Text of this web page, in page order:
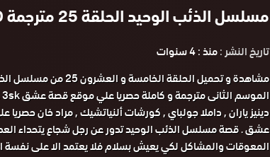
مسلسل الذئب الوحيد الحلقة 25 مترجمة HD
تاريخ النشر :منذ : 4 سنوات
مشاهدة و تحميل الحلقة الخامسة و
دينيز ياران , داملا جولباي , كورشات ألنياتشيك , مراد خان
عشق . قصة مسلسل الذئب الوحيد تدور عن رجل شجاع يتحداء
المعوقات والمشاكل لكي يعيش بسلام فلا يعتمد الا على نفسة